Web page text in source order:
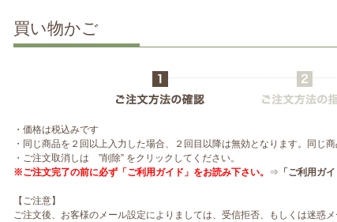
買い物かご
・価格は税込みです
・同じ商品を２回以上入力した場合、２回目以降は無効となります。同じ
・ご注文取消しは ”削除” をクリックしてください。
※ご注文完了の前に必ず「ご利用ガイド」をお読み下さい。 ⇒ 「ご利用ガイ
【ご注意】
ご注文後、お客様のメール設定によりましては、受信拒否、もしくは迷惑